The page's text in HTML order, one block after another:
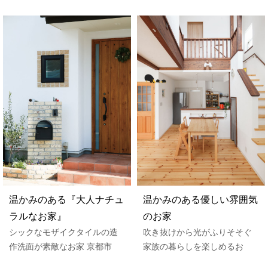
温かみのある『大人ナチュ
ラルなお家』
シックなモザイクタイルの造
作洗面が素敵なお家 京都市
温かみのある優しい雰囲気
のお家
吹き抜けから光がふりそそぐ
家族の暮らしを楽しめるお